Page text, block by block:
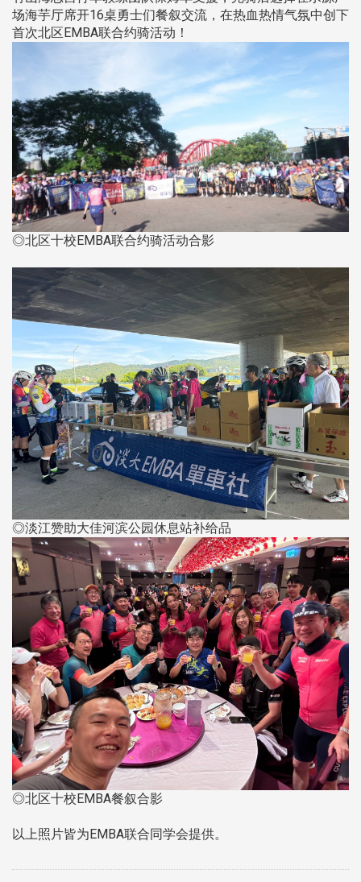
场海芋厅席开16桌勇士们餐叙交流，在热血热情气氛中创下
首次北区EMBA联合约骑活动！
◎北区十校EMBA联合约骑活动合影
◎淡江赞助大佳河滨公园休息站补给品
◎北区十校EMBA餐叙合影
以上照片皆为EMBA联合同学会提供。